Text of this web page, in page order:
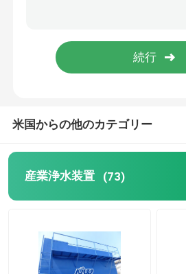
限外濾過の膜システム
米国からの他のカテゴリー
産業浄水装置 (73)